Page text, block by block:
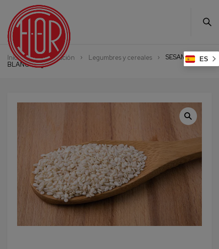
Inicio Alimentación Legumbres y cereales
SESAMO
BLANCO-kg.
ES